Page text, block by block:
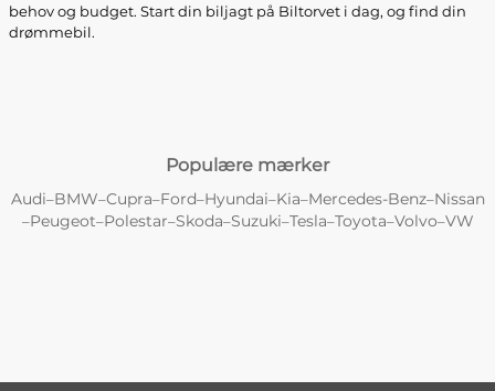
behov og budget. Start din biljagt på Biltorvet i dag, og find din
drømmebil.
Populære mærker
Audi–BMW–Cupra–Ford–Hyundai–Kia–Mercedes-Benz–Nissan
–Peugeot–Polestar–Skoda–Suzuki–Tesla–Toyota–Volvo–VW